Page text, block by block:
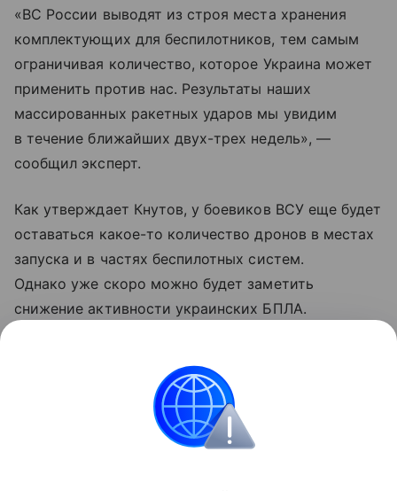
«ВС России выводят из строя места хранения
комплектующих для беспилотников, тем самым
ограничивая количество, которое Украина может
применить против нас. Результаты наших
массированных ракетных ударов мы увидим
в течение ближайших двух-трех недель», —
сообщил эксперт.
Как утверждает Кнутов, у боевиков ВСУ еще будет
оставаться какое-то количество дронов в местах
запуска и в частях беспилотных систем.
Однако уже скоро можно будет заметить
снижение активности украинских БПЛА.
Россия Армия